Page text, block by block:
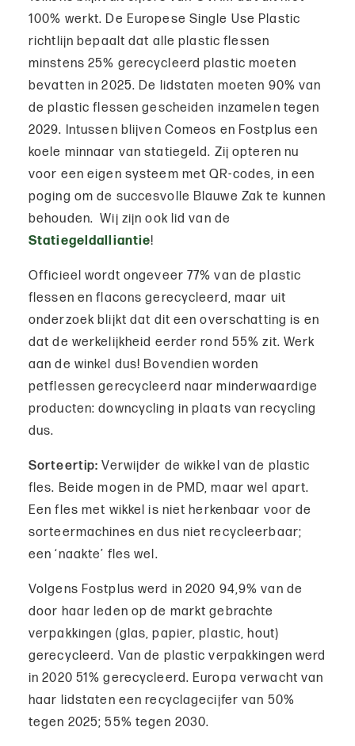
100% werkt. De Europese Single Use Plastic
richtlijn bepaalt dat alle plastic flessen
minstens 25% gerecycleerd plastic moeten
bevatten in 2025. De lidstaten moeten 90% van
de plastic flessen gescheiden inzamelen tegen
2029. Intussen blijven Comeos en Fostplus een
koele minnaar van statiegeld. Zij opteren nu
voor een eigen systeem met QR-codes, in een
poging om de succesvolle Blauwe Zak te kunnen
behouden. Wij zijn ook lid van de
Statiegeldalliantie!
Officieel wordt ongeveer 77% van de plastic
flessen en flacons gerecycleerd, maar uit
onderzoek blijkt dat dit een overschatting is en
dat de werkelijkheid eerder rond 55% zit. Werk
aan de winkel dus! Bovendien worden
petflessen gerecycleerd naar minderwaardige
producten: downcycling in plaats van recycling
dus.
Sorteertip:Verwijder de wikkel van de plastic
fles. Beide mogen in de PMD, maar wel apart.
Een fles met wikkel is niet herkenbaar voor de
sorteermachines en dus niet recycleerbaar;
een ‘naakte’ fles wel.
Volgens Fostplus werd in 2020 94,9% van de
door haar leden op de markt gebrachte
verpakkingen (glas, papier, plastic, hout)
gerecycleerd. Van de plastic verpakkingen werd
in 2020 51% gerecycleerd. Europa verwacht van
haar lidstaten een recyclagecijfer van 50%
tegen 2025; 55% tegen 2030.